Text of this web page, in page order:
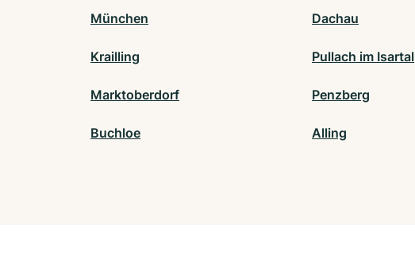
München Dachau
Krailling Pullach im Isartal
Marktoberdorf Penzberg
Buchloe Alling